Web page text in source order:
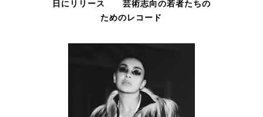
日にリリース 芸術志向の若者たちの
ためのレコード